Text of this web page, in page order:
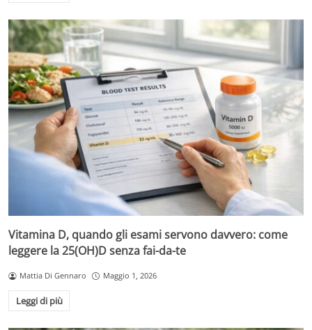
Vitamina D, quando gli esami servono davvero: come
leggere la 25(OH)D senza fai-da-te
Mattia Di Gennaro Maggio 1, 2026
Leggi di più